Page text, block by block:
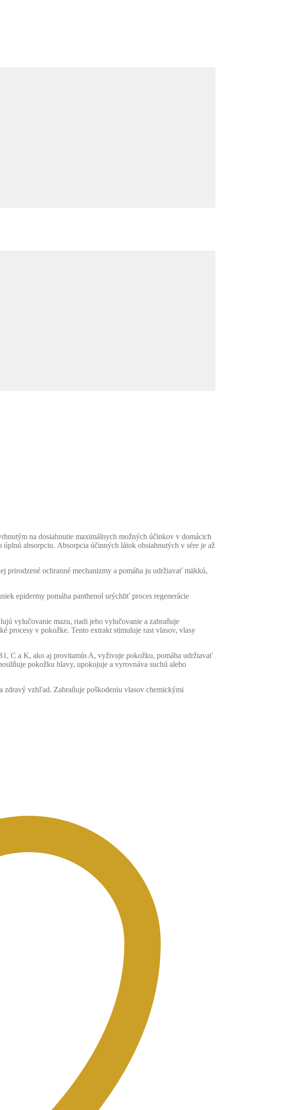
na dosiahnutie maximálnych možných účinkov v domácich
absorpciu. Absorpcia účinných látok obsiahnutých v sére je až
ochranné mechanizmy a pomáha ju udržiavať mäkkú,
epidermy pomáha panthenol urýchliť proces regenerácie
vylučovanie mazu, riadi jeho vylučovanie a zabraňuje
procesy v pokožke. Tento extrakt stimuluje rast vlasov, vlasy
C a K, ako aj provitamín A, vyživuje pokožku, pomáha udržiavať
pokožku hlavy, upokojuje a vyrovnáva suchú alebo
zdravý vzhľad. Zabraňuje poškodeniu vlasov chemickými